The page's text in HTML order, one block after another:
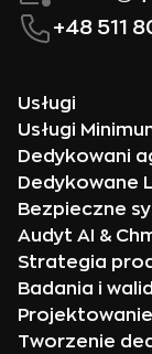
+48 511
Usługi
Usługi
Dedykowani
Dedykowane
Bezpieczne
Audyt AI &
Strategia
Badania i
Projektowanie
Tworzenie